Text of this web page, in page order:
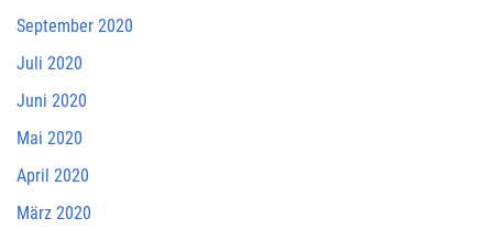
September 2020
Juli 2020
Juni 2020
Mai 2020
April 2020
März 2020